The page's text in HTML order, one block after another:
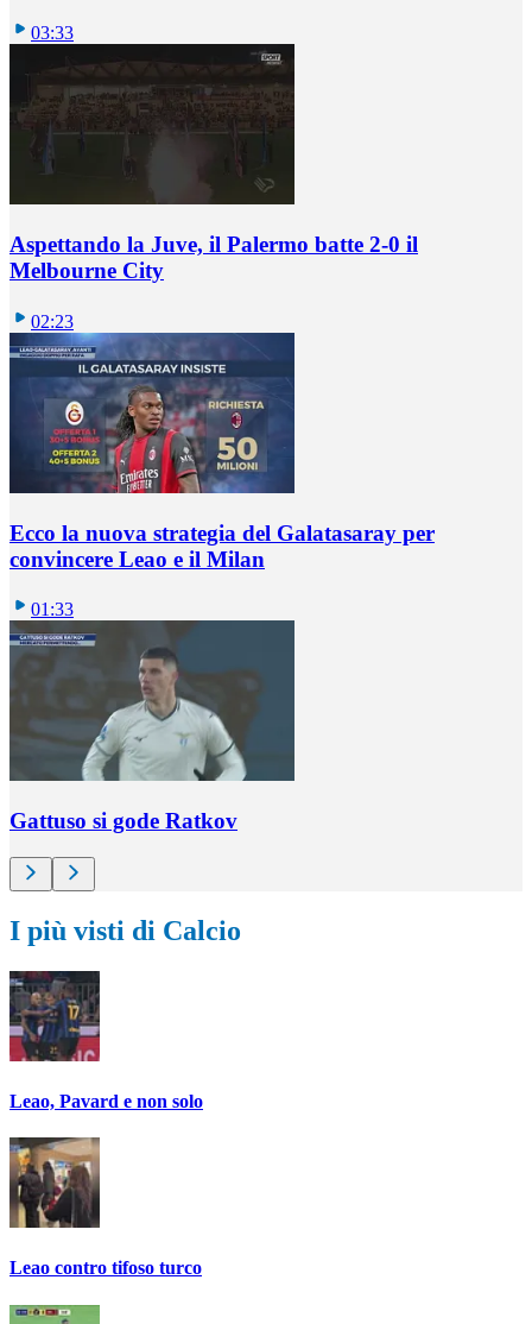
03:33
Aspettando la Juve, il Palermo batte 2-0 il
Melbourne City
02:23
Ecco la nuova strategia del Galatasaray per
convincere Leao e il Milan
01:33
Gattuso si gode Ratkov
I più visti di Calcio
Leao, Pavard e non solo
Leao contro tifoso turco